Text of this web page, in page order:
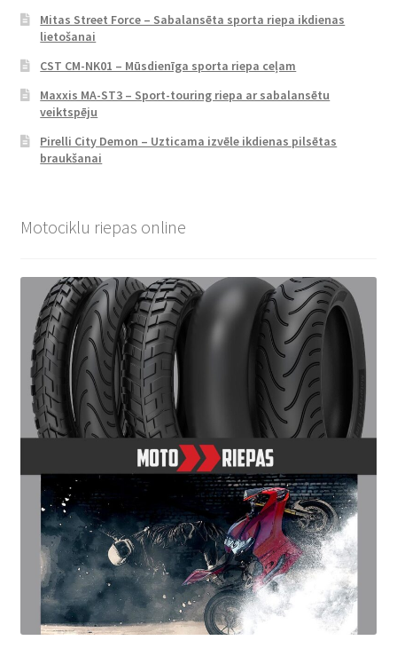
Mitas Street Force – Sabalansēta sporta riepa ikdienas
lietošanai
CST CM-NK01 – Mūsdienīga sporta riepa ceļam
Maxxis MA-ST3 – Sport-touring riepa ar sabalansētu
veiktspēju
Pirelli City Demon – Uzticama izvēle ikdienas pilsētas
braukšanai
Motociklu riepas online